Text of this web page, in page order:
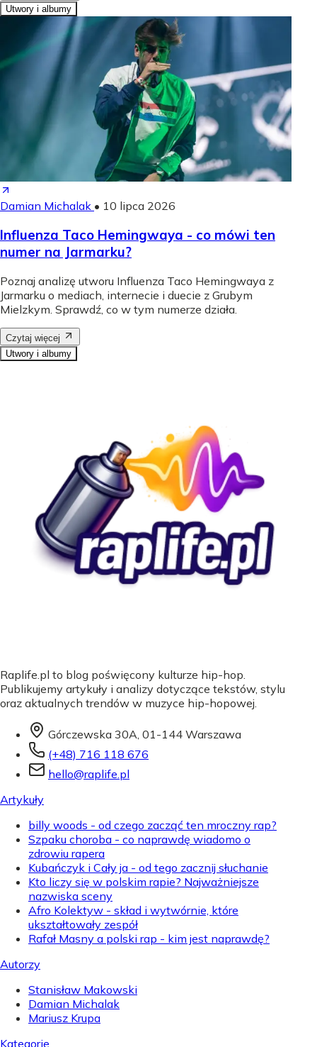
Utwory i albumy
Damian Michalak • 10 lipca 2026
Influenza Taco Hemingwaya - co mówi ten
numer na Jarmarku?
Poznaj analizę utworu Influenza Taco Hemingwaya z
Jarmarku o mediach, internecie i duecie z Grubym
Mielzkym. Sprawdź, co w tym numerze działa.
Czytaj więcej
Utwory i albumy
Raplife.pl to blog poświęcony kulturze hip-hop.
Publikujemy artykuły i analizy dotyczące tekstów, stylu
oraz aktualnych trendów w muzyce hip-hopowej.
Górczewska 30A, 01-144 Warszawa
(+48) 716 118 676
hello@raplife.pl
Artykuły
billy woods - od czego zacząć ten mroczny rap?
Szpaku choroba - co naprawdę wiadomo o
zdrowiu rapera
Kubańczyk i Cały ja - od tego zacznij słuchanie
Kto liczy się w polskim rapie? Najważniejsze
nazwiska sceny
Afro Kolektyw - skład i wytwórnie, które
ukształtowały zespół
Rafał Masny a polski rap - kim jest naprawdę?
Autorzy
Stanisław Makowski
Damian Michalak
Mariusz Krupa
Kategorie